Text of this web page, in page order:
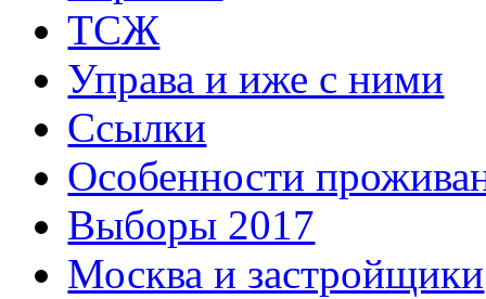
ТСЖ
Управа и иже с ними
Ссылки
Особенности
Выборы 2017
Москва и застройщики